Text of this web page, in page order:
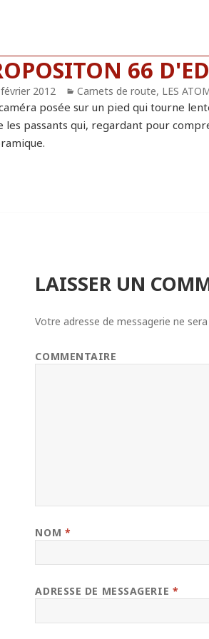
66
2012 Catégories
Carnets de route, LES
posée sur un pied qui tourne
les passants qui, regardant pour
LAISSER UN
Votre adresse de messagerie ne
COMMENTAIRE
NOM *
ADRESSE DE MESSAGERIE *